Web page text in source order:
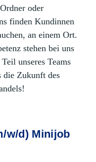
oder
finden Kundinnen
an einem Ort.
stehen bei uns
unseres Teams
die Zukunft des
w/d) Minijob